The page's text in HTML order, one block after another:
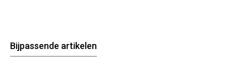
Bijpassende artikelen